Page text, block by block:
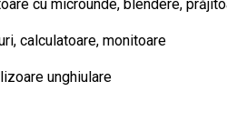
cu microunde, blendere,
calculatoare, monitoare
unghiulare